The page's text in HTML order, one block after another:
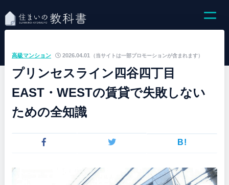
（当サイトは一部プロモーションが含まれます）
高級マンション 2026.04.01
プリンセスライン四谷四丁目
EAST・WESTの賃貸で失敗しない
ための全知識
B!